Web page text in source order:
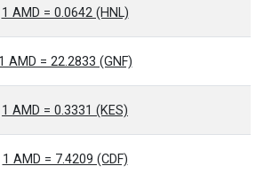
1 AMD = 0.0642 (HNL)
1 AMD = 22.2833 (GNF)
1 AMD = 0.3331 (KES)
1 AMD = 7.4209 (CDF)